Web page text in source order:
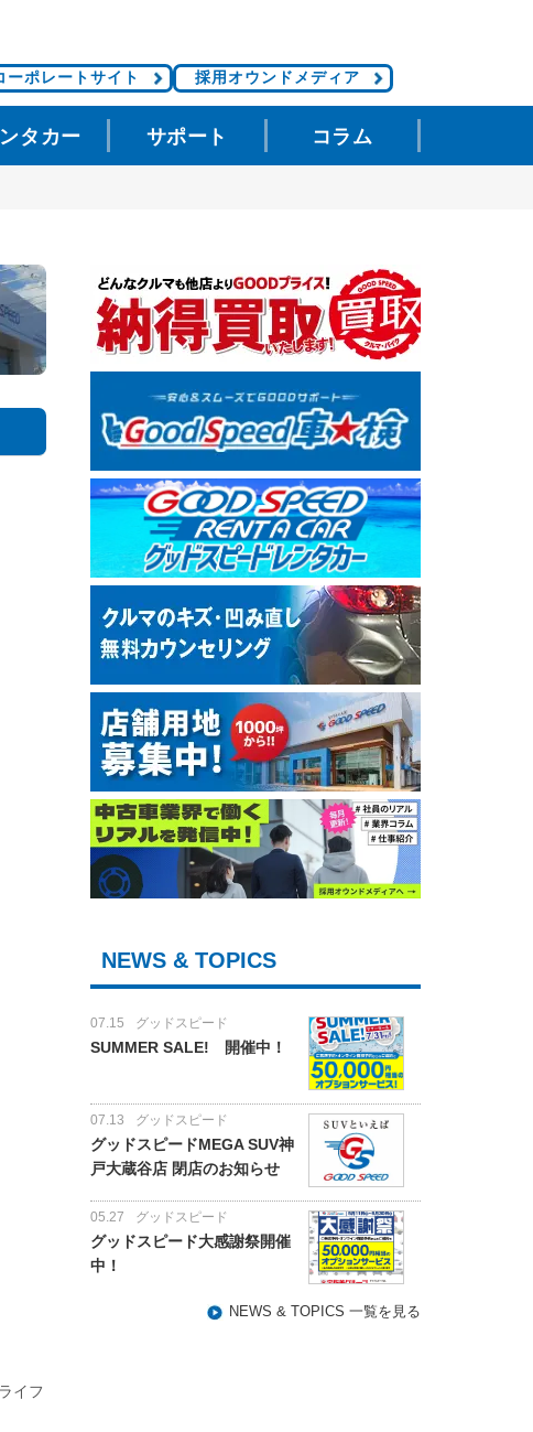
ーポレートサイト 採用オウンドメディア
タカー サポート コラム
イフ
NEWS & TOPICS
07.15 グッドスピード
SUMMER SALE! 開催中！
07.13 グッドスピード
グッドスピードMEGA SUV神
戸大蔵谷店 閉店のお知らせ
05.27 グッドスピード
グッドスピード大感謝祭開催
中！
NEWS & TOPICS 一覧を見る